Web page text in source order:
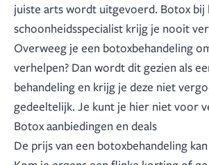
juiste arts wordt uitgevoerd. Botox bij
schoonheidsspecialist krijg je nooit
Overweeg je een botoxbehandeling
verhelpen? Dan wordt dit gezien als
behandeling en krijg je deze niet
gedeeltelijk. Je kunt je hier niet voor
Botox aanbiedingen en deals
De prijs van een botoxbehandeling